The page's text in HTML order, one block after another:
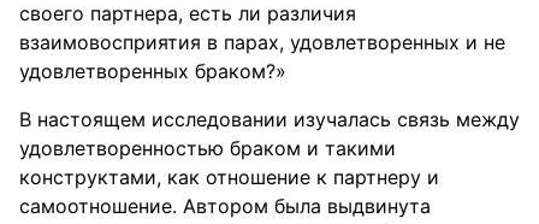
своего партнера, есть ли различия
взаимовосприятия в парах, удовлетворенных и не
удовлетворенных браком?»
В настоящем исследовании изучалась связь между
удовлетворенностью браком и такими
конструктами, как отношение к партнеру и
самоотношение. Автором была выдвинута